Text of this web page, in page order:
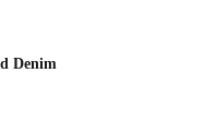
Denim